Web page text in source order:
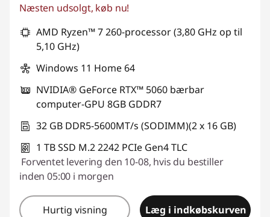
Næsten udsolgt, køb nu!
AMD Ryzen™ 7 260-processor (3,80 GHz op til
5,10 GHz)
Windows 11 Home 64
NVIDIA® GeForce RTX™ 5060 bærbar
computer-GPU 8GB GDDR7
32 GB DDR5-5600MT/s (SODIMM)(2 x 16 GB)
1 TB SSD M.2 2242 PCIe Gen4 TLC
Forventet levering den 10-08, hvis du bestiller
inden 05:00 i morgen
Hurtig visning Læg i indkøbskurven